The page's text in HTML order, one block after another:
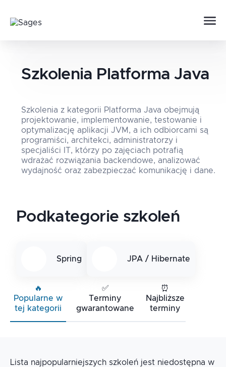
Szkolenia Platforma Java
Szkolenia z kategorii Platforma Java obejmują
projektowanie, implementowanie, testowanie i
optymalizację aplikacji JVM, a ich odbiorcami są
programiści, architekci, administratorzy i
specjaliści IT, którzy po zajęciach potrafią
wdrażać rozwiązania backendowe, analizować
wydajność oraz zabezpieczać komunikację i dane.
Podkategorie szkoleń
Spring JPA / Hibernate
🔥
Popularne w
tej kategorii
✅
Terminy
gwarantowane
⏰
Najbliższe
terminy
Lista najpopularniejszych szkoleń jest niedostępna w